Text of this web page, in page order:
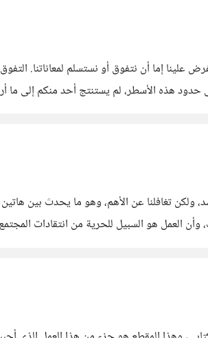
علينا إما أن نتفوق أو نستسلم لمعاناتنا.
هذه الأسطر، لم يستنتج أحد منكم إلى ما
ولكن تغافلنا عن الأهم، وهو ما يحدث بين
العمل هو السبيل للحرية من انتقادات